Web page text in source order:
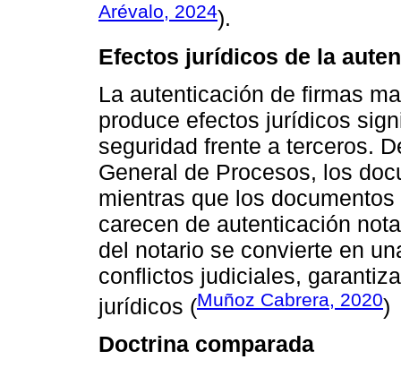
Arévalo, 2024).
Efectos jurídicos de la
La autenticación de firmas
produce efectos jurídicos
seguridad frente a terceros.
General de Procesos, los
mientras que los
carecen de autenticación
del notario se convierte en
conflictos judiciales,
jurídicos (Muñoz Cabrera, 2020)
Doctrina comparada